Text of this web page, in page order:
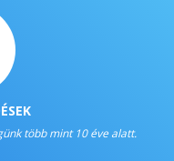
több mint 10 éve alatt.